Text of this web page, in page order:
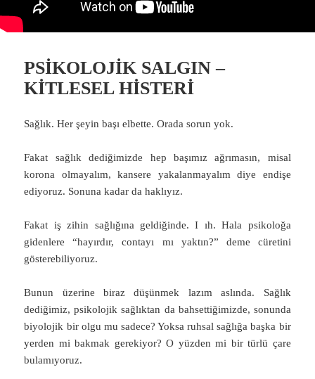
PSİKOLOJİK SALGIN –
KİTLESEL HİSTERİ
Sağlık. Her şeyin başı elbette. Orada sorun yok.
Fakat sağlık dediğimizde hep başımız ağrımasın, misal
korona olmayalım, kansere yakalanmayalım diye endişe
ediyoruz. Sonuna kadar da haklıyız.
Fakat iş zihin sağlığına geldiğinde. I ıh. Hala psikoloğa
gidenlere “hayırdır, contayı mı yaktın?” deme cüretini
gösterebiliyoruz.
Bunun üzerine biraz düşünmek lazım aslında. Sağlık
dediğimiz, psikolojik sağlıktan da bahsettiğimizde, sonunda
biyolojik bir olgu mu sadece? Yoksa ruhsal sağlığa başka bir
yerden mi bakmak gerekiyor? O yüzden mi bir türlü çare
bulamıyoruz.